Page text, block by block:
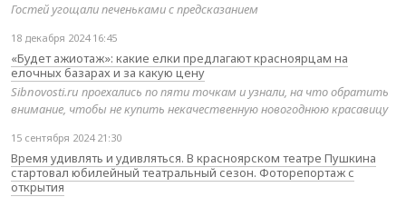
Гостей угощали печеньками с предсказанием
18 декабря 2024 16:45
«Будет ажиотаж»: какие елки предлагают красноярцам на
елочных базарах и за какую цену
Sibnovosti.ru проехались по пяти точкам и узнали, на что обратить
внимание, чтобы не купить некачественную новогоднюю красавицу
15 сентября 2024 21:30
Время удивлять и удивляться. В красноярском театре Пушкина
стартовал юбилейный театральный сезон. Фоторепортаж с
открытия